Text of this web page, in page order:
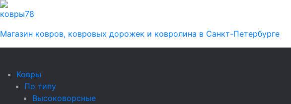
ковры78
Магазин ковров, ковровых дорожек и ковролина в Санкт-Петербурге
Ковры
По типу
Высоковорсные